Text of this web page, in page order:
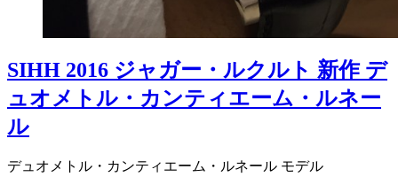
SIHH 2016 ジャガー・ルクルト 新作 デ
ュオメトル・カンティエーム・ルネー
ル
デュオメトル・カンティエーム・ルネール モデル